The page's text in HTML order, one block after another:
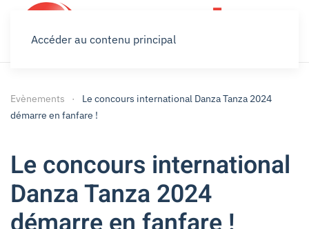
Accéder au contenu principal
Evènements
Le concours international Danza Tanza 2024
démarre en fanfare !
Le concours international
Danza Tanza 2024